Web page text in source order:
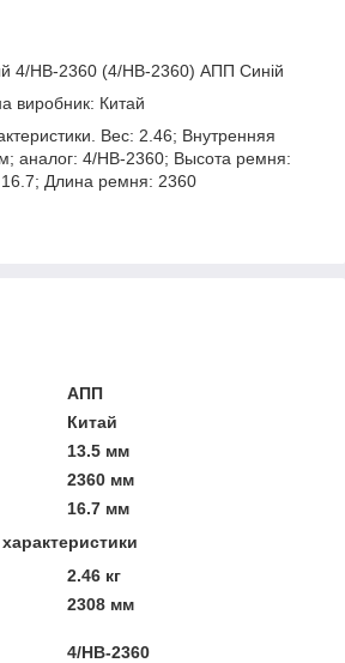
4/НВ-2360 (4/HB-2360) АПП Синій
виробник: Китай
Вес: 2.46; Внутренняя
аналог: 4/HB-2360; Высота ремня:
Длина ремня: 2360
АПП
Китай
13.5 мм
2360 мм
16.7 мм
2.46 кг
2308 мм
4/HB-2360